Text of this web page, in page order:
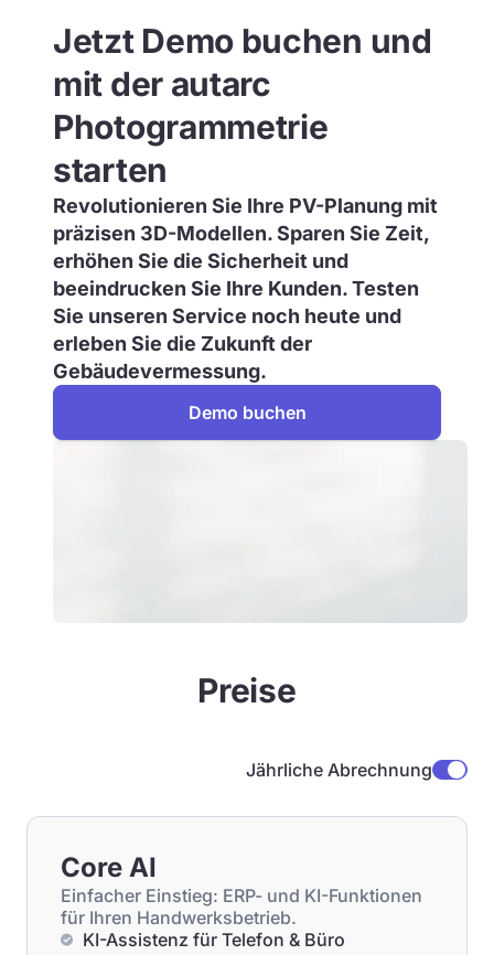
Jetzt Demo buchen und
mit der autarc
Photogrammetrie
starten
Revolutionieren Sie Ihre PV-Planung mit
präzisen 3D-Modellen. Sparen Sie Zeit,
erhöhen Sie die Sicherheit und
beeindrucken Sie Ihre Kunden. Testen
Sie unseren Service noch heute und
erleben Sie die Zukunft der
Gebäudevermessung.
Demo buchen
Preise
Jährliche Abrechnung
Core AI
Einfacher Einstieg: ERP- und KI-Funktionen
für Ihren Handwerksbetrieb.
KI-Assistenz für Telefon & Büro